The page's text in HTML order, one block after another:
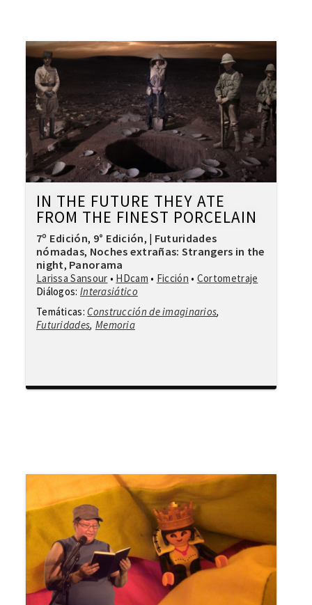
IN THE FUTURE THEY ATE
FROM THE FINEST PORCELAIN
7º Edición, 9° Edición, | Futuridades
nómadas, Noches extrañas: Strangers in the
night, Panorama
Larissa Sansour • HDcam • Ficción • Cortometraje
Diálogos: Interasiático
Temáticas: Construcción de imaginarios,
Futuridades, Memoria